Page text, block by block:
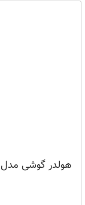
هولدر گوشی مدل ILAN